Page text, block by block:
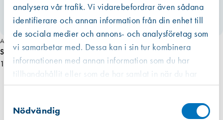
analysera vår trafik. Vi vidarebefordrar även sådana
identifierare och annan information från din enhet till
de sociala medier och annons- och analysföretag som
vi samarbetar med. Dessa kan i sin tur kombinera
informationen med annan information som du har
tillhandahållit eller som de har samlat in när du har
använt deras tjänster.
Nödvändig
Art. nr 2284
Spröjslås rakt, vita
13,50 kr
Finns i lager (40 st)